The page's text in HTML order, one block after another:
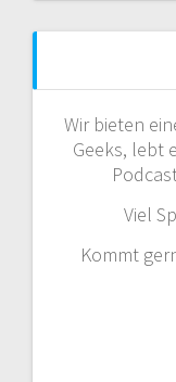
Wir bieten
Geeks, lebt
Viel
Kommt